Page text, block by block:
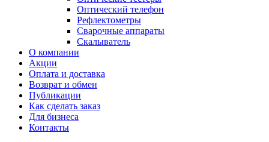
Оптический телефон
Рефлектометры
Сварочные аппараты
Скалыватель
О компании
Акции
Оплата и доставка
Возврат и обмен
Публикации
Как сделать заказ
Для бизнеса
Контакты